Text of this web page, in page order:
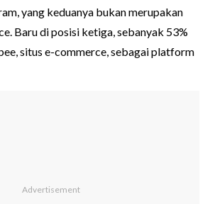
yang keduanya bukan merupakan
Baru di posisi ketiga, sebanyak 53%
situs e-commerce, sebagai platform